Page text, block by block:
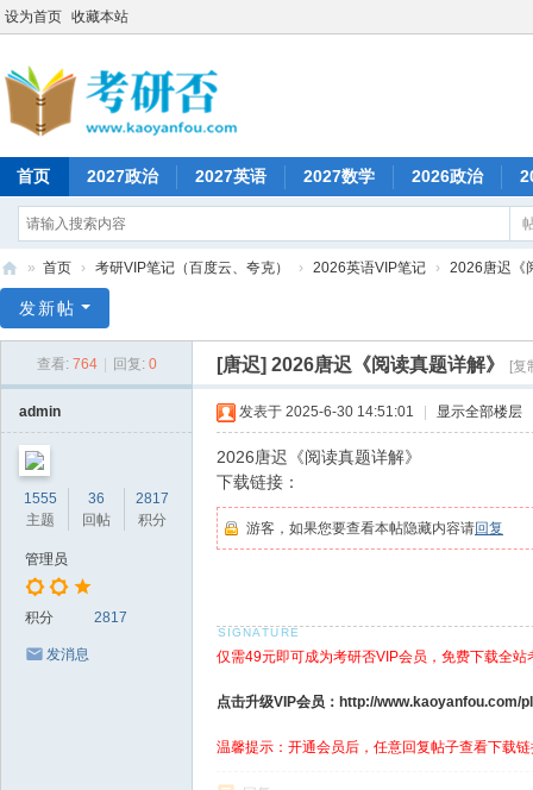
设为首页 收藏本站
首页 2027政治 2027英语 2027数学 2026政治
研
» 首页 › 考研VIP笔记（百度云、夸克） › 2026英语VIP笔记 › 2026唐迟《
发新帖
查看: 764 回复: 0 [唐迟] 2026唐迟《阅读真题详解》 [复
admin
1555
主题
36
回帖
2817
积分
管理员
积分 2817
发消息
发表于 2025-6-30 14:51:01 显示全部楼层
2026唐迟《阅读真题详解》
下载链接：
游客，如果您要查看本帖隐藏内容请回复
仅需49元即可成为考研否VIP会员，免费下载全站
点击升级VIP会员：http://www.kaoyanfou.com/
温馨提示：开通会员后，任意回复帖子查看下载